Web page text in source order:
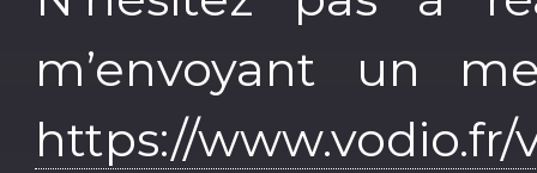
m’envoyant un
https://